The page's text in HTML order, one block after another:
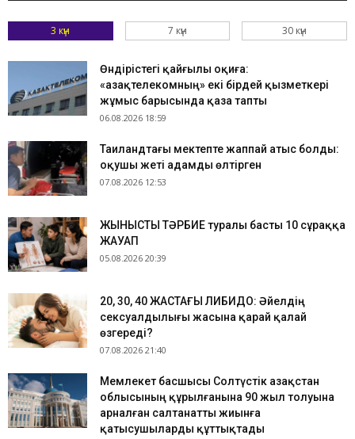
3 күн 7 күн 30 күн
Өндірістегі қайғылы оқиға:
«Қазақтелекомның» екі бірдей қызметкері
жұмыс барысында қаза тапты
06.08.2026 18:59
Таиландтағы мектепте жаппай атыс болды:
оқушы жеті адамды өлтірген
07.08.2026 12:53
ЖЫНЫСТЫҚ ТӘРБИЕ туралы басты 10 сұраққа
ЖАУАП
05.08.2026 20:39
​20, 30, 40 ЖАСТАҒЫ ЛИБИДО: Әйелдің
сексуалдылығы жасына қарай қалай
өзгереді?
07.08.2026 21:40
Мемлекет басшысы Солтүстік Қазақстан
облысының құрылғанына 90 жыл толуына
арналған салтанатты жиынға
қатысушыларды құттықтады